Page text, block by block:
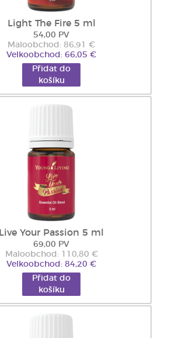
Light The Fire 5 ml
54,00 PV
Maloobchod: 86,91 €
Velkoobchod: 66,05 €
Přidat do
košíku
Live Your Passion 5 ml
69,00 PV
Maloobchod: 110,80 €
Velkoobchod: 84,20 €
Přidat do
košíku